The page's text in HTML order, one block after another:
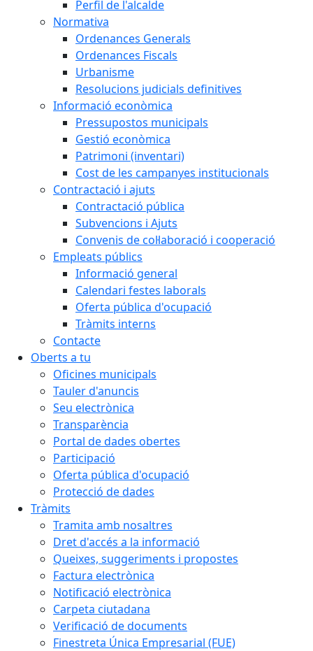
Perfil de l'alcalde
Normativa
Ordenances Generals
Ordenances Fiscals
Urbanisme
Resolucions judicials definitives
Informació econòmica
Pressupostos municipals
Gestió econòmica
Patrimoni (inventari)
Cost de les campanyes institucionals
Contractació i ajuts
Contractació pública
Subvencions i Ajuts
Convenis de col·laboració i cooperació
Empleats públics
Informació general
Calendari festes laborals
Oferta pública d'ocupació
Tràmits interns
Contacte
Oberts a tu
Oficines municipals
Tauler d'anuncis
Seu electrònica
Transparència
Portal de dades obertes
Participació
Oferta pública d'ocupació
Protecció de dades
Tràmits
Tramita amb nosaltres
Dret d'accés a la informació
Queixes, suggeriments i propostes
Factura electrònica
Notificació electrònica
Carpeta ciutadana
Verificació de documents
Finestreta Única Empresarial (FUE)